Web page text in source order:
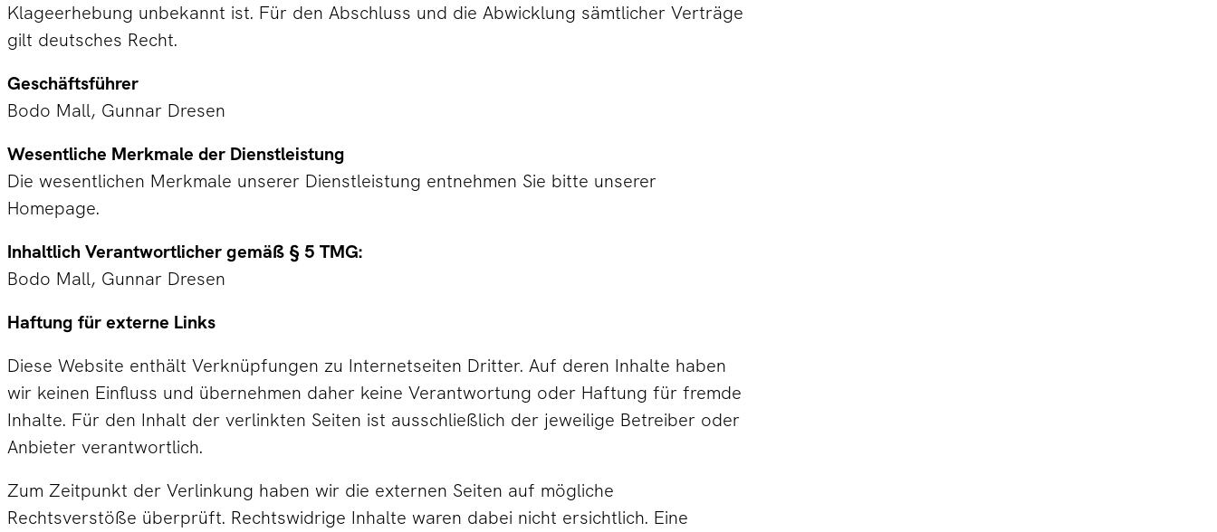
Klageerhebung unbekannt ist. Für den Abschluss und die Abwicklung sämtlicher Verträge
gilt deutsches Recht.
Geschäftsführer
Bodo Mall, Gunnar Dresen
Wesentliche Merkmale der Dienstleistung
Die wesentlichen Merkmale unserer Dienstleistung entnehmen Sie bitte unserer
Homepage.
Inhaltlich Verantwortlicher gemäß § 5 TMG:
Bodo Mall, Gunnar Dresen
Haftung für externe Links
Diese Website enthält Verknüpfungen zu Internetseiten Dritter. Auf deren Inhalte haben
wir keinen Einfluss und übernehmen daher keine Verantwortung oder Haftung für fremde
Inhalte. Für den Inhalt der verlinkten Seiten ist ausschließlich der jeweilige Betreiber oder
Anbieter verantwortlich.
Zum Zeitpunkt der Verlinkung haben wir die externen Seiten auf mögliche
Rechtsverstöße überprüft. Rechtswidrige Inhalte waren dabei nicht ersichtlich. Eine